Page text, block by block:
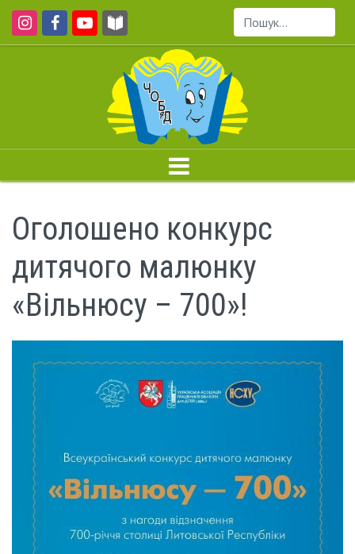
Пошук...
Оголошено конкурс
дитячого малюнку
«Вільнюсу – 700»!